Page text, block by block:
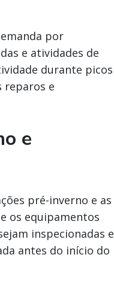
por
e atividades de
durante picos
reparos e
e
pré-inverno e as
os equipamentos
inspecionadas e
antes do início do